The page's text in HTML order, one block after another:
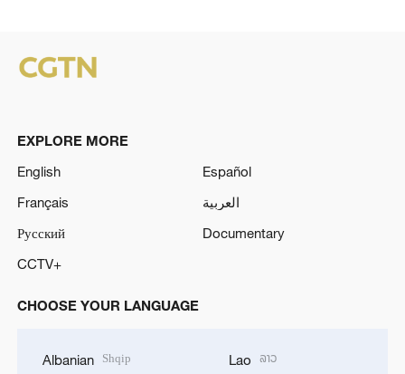
EXPLORE MORE
English
Español
Français
العربية
Русский
Documentary
CCTV+
CHOOSE YOUR LANGUAGE
Albanian Shqip Lao ລາວ